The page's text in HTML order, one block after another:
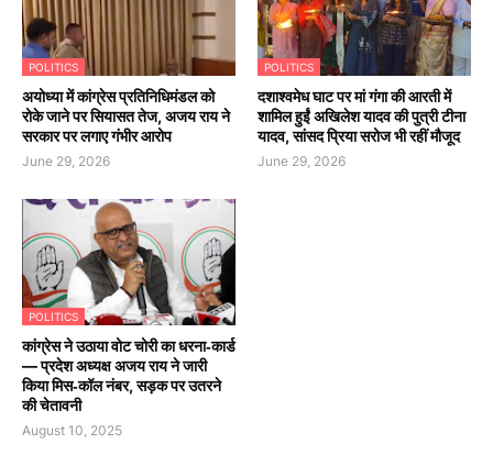
POLITICS
अयोध्या में कांग्रेस प्रतिनिधिमंडल को
रोके जाने पर सियासत तेज, अजय राय ने
सरकार पर लगाए गंभीर आरोप
June 29, 2026
POLITICS
दशाश्वमेध घाट पर मां गंगा की आरती में
शामिल हुईं अखिलेश यादव की पुत्री टीना
यादव, सांसद प्रिया सरोज भी रहीं मौजूद
June 29, 2026
POLITICS
कांग्रेस ने उठाया वोट चोरी का धरना‑कार्ड
— प्रदेश अध्यक्ष अजय राय ने जारी
किया मिस‑कॉल नंबर, सड़क पर उतरने
की चेतावनी
August 10, 2025